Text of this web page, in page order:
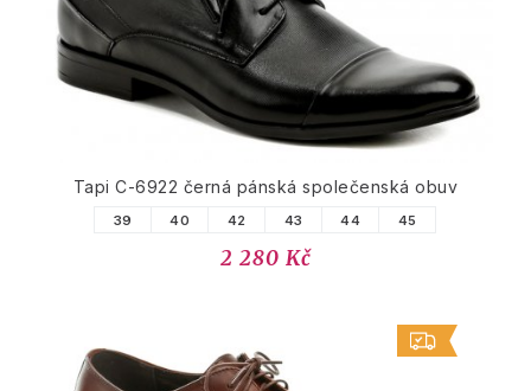
Tapi C-6922 černá pánská společenská obuv
39 40 42 43 44 45
2 280 Kč